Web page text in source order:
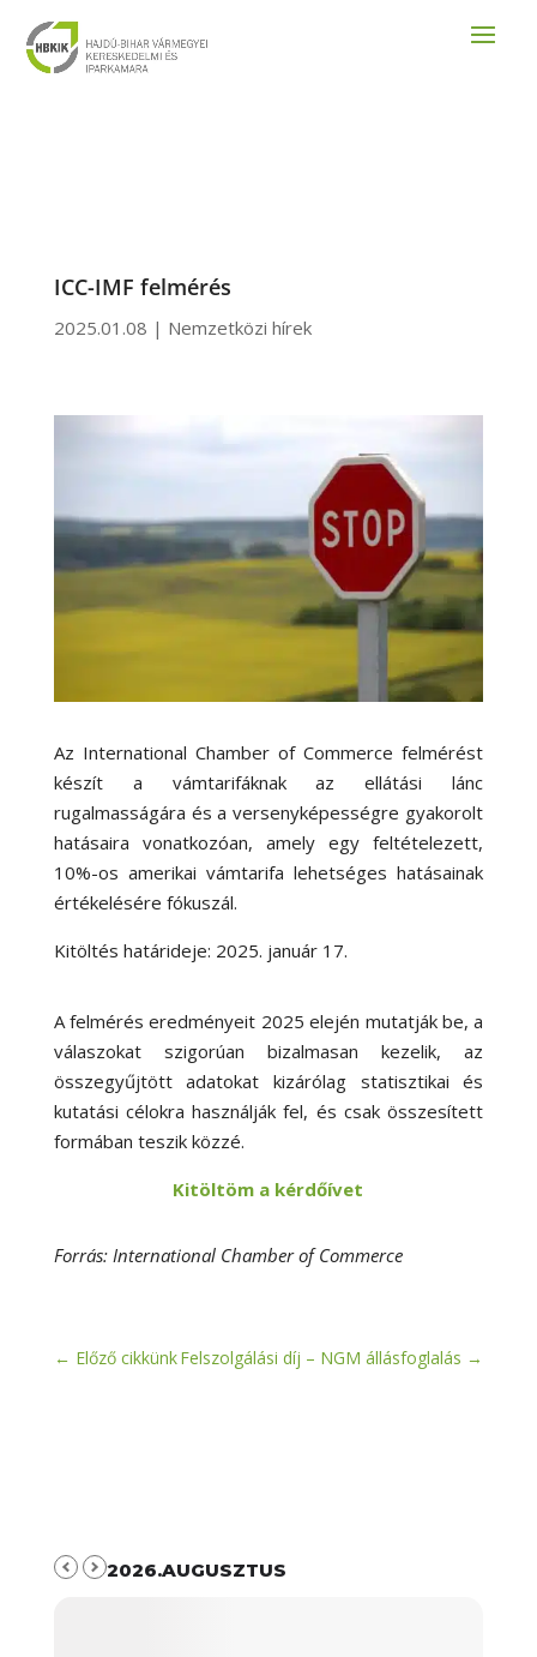
ICC-IMF felmérés
2025.01.08 | Nemzetközi hírek
Az International Chamber of Commerce felmérést
készít a vámtarifáknak az ellátási lánc
rugalmasságára és a versenyképességre gyakorolt
hatásaira vonatkozóan, amely egy feltételezett,
10%-os amerikai vámtarifa lehetséges hatásainak
értékelésére fókuszál.
Kitöltés határideje: 2025. január 17.
A felmérés eredményeit 2025 elején mutatják be, a
válaszokat szigorúan bizalmasan kezelik, az
összegyűjtött adatokat kizárólag statisztikai és
kutatási célokra használják fel, és csak összesített
formában teszik közzé.
Kitöltöm a kérdőívet
Forrás: International Chamber of Commerce
← Előző cikkünkFelszolgálási díj – NGM állásfoglalás →
2026.AUGUSZTUS